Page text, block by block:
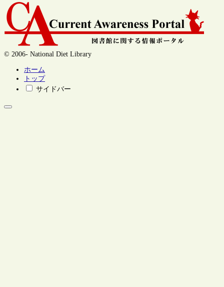
© 2006- National Diet Library
ホーム
トップ
サイドバー